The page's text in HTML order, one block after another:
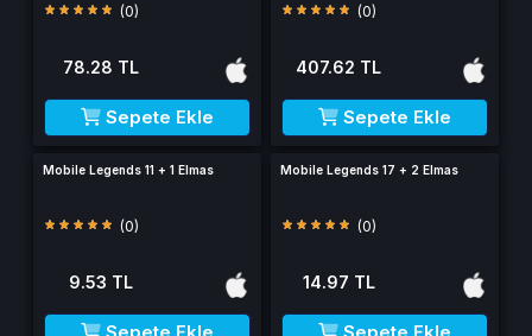
(0)
78.28 TL
Sepete Ekle
(0)
407.62 TL
Sepete Ekle
Mobile Legends 11 + 1 Elmas
(0)
9.53 TL
Mobile Legends 17 + 2 Elmas
(0)
14.97 TL